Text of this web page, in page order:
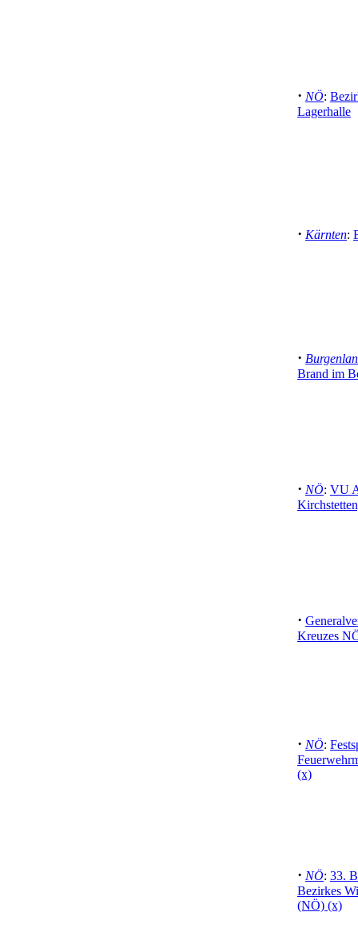
· NÖ:
Lagerhalle
· Kärnten:
·
Brand im
· NÖ: VU
·
Kreuzes
· NÖ:
(x)
· NÖ: 33.
Bezirkes
(NÖ) (x)